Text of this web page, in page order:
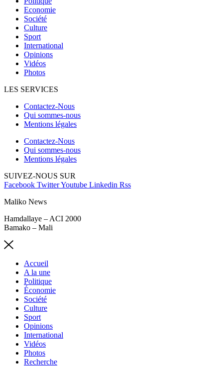
Economie
Société
Culture
Sport
International
Opinions
Vidéos
Photos
LES SERVICES
Contactez-Nous
Qui sommes-nous
Mentions légales
Contactez-Nous
Qui sommes-nous
Mentions légales
SUIVEZ-NOUS SUR
Facebook TwitterYoutube Linkedin Rss
Maliko News
Hamdallaye – ACI 2000
Bamako – Mali
Accueil
A la une
Politique
Économie
Société
Culture
Sport
Opinions
International
Vidéos
Photos
Recherche